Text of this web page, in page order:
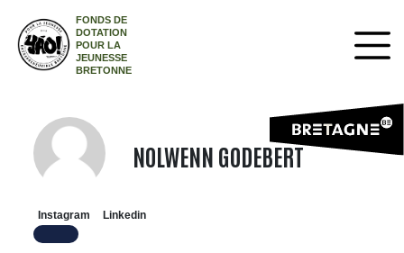
FONDS DE
DOTATION
POUR LA
JEUNESSE
BRETONNE
NOLWENN GODEBERT
Instagram Linkedin